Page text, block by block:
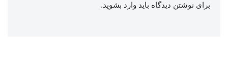
برای نوشتن دیدگاه باید وارد بشوید.